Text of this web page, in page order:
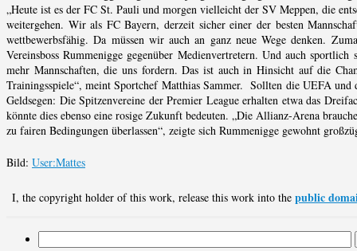
„Heute ist es der FC St. Pauli und morgen vielleicht der SV Meppen, die
weitergehen. Wir als FC Bayern, derzeit sicher einer der besten
wettbewerbsfähig. Da müssen wir auch an ganz neue Wege denken.
Vereinsboss Rummenigge gegenüber Medienvertretern. Und auch
mehr Mannschaften, die uns fordern. Das ist auch in Hinsicht auf die
Trainingsspiele“, meint Sportchef Matthias Sammer. Sollten die UEFA
Geldsegen: Die Spitzenvereine der Premier League erhalten etwa das
könnte dies ebenso eine rosige Zukunft bedeuten. „Die Allianz-Arena
zu fairen Bedingungen überlassen“, zeigte sich Rummenigge gewohnt
Bild: User:Mattes
I, the copyright holder of this work, release this work into the public